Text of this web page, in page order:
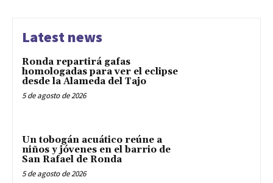
Latest news
Ronda repartirá gafas
homologadas para ver el eclipse
desde la Alameda del Tajo
5 de agosto de 2026
Un tobogán acuático reúne a
niños y jóvenes en el barrio de
San Rafael de Ronda
5 de agosto de 2026